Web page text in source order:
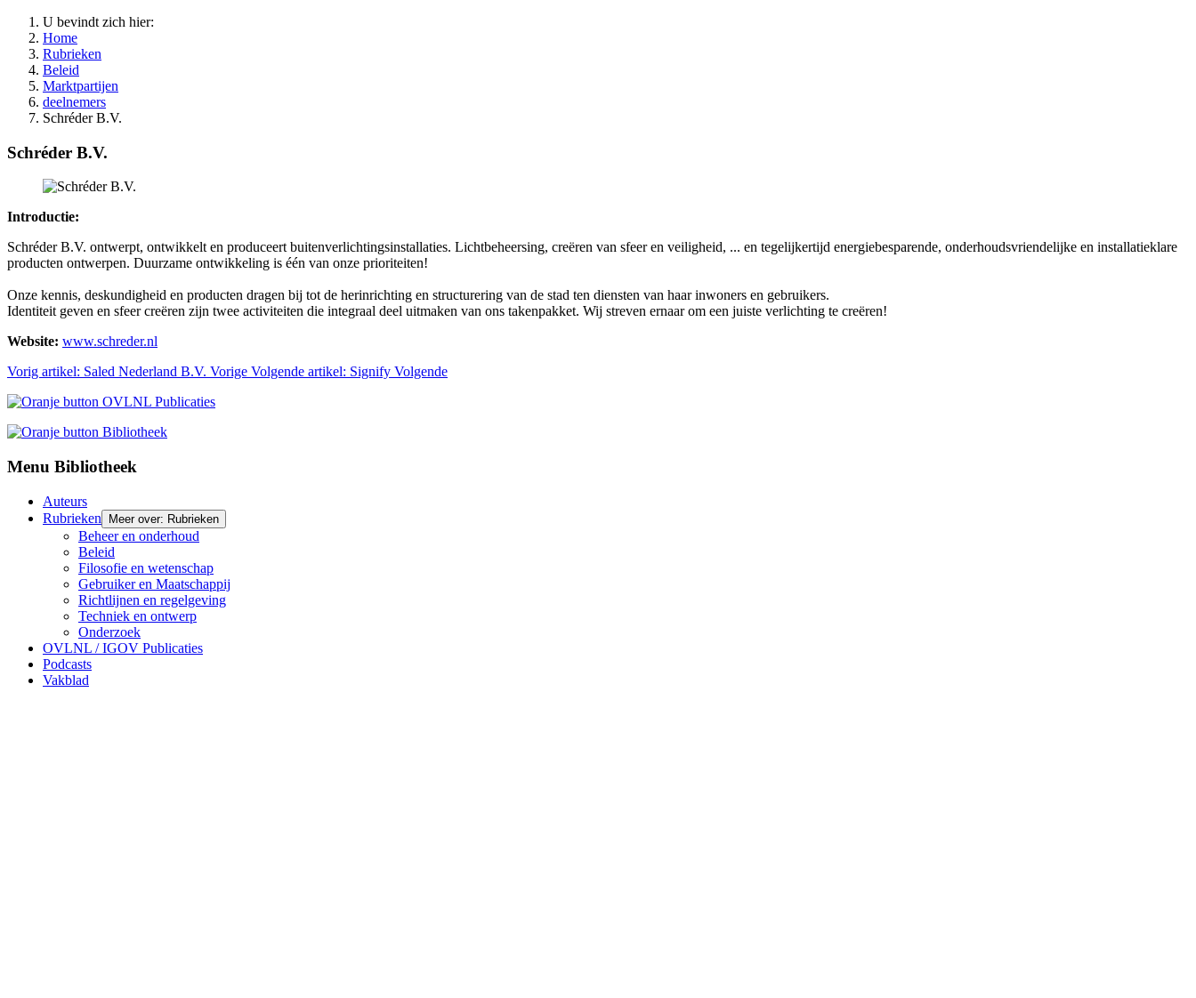
U bevindt zich hier:
Home
Rubrieken
Beleid
Marktpartijen
deelnemers
Schréder B.V.
Schréder B.V.
Introductie:
Schréder B.V. ontwerpt, ontwikkelt en produceert buitenverlichtingsinstallaties. Lichtbeheersing, creëren van sfeer en veiligheid, ... en tegelijkertijd energiebesparende, onderhoudsvriendelijke en installatieklare
producten ontwerpen. Duurzame ontwikkeling is één van onze prioriteiten!
Onze kennis, deskundigheid en producten dragen bij tot de herinrichting en structurering van de stad ten diensten van haar inwoners en gebruikers.
Identiteit geven en sfeer creëren zijn twee activiteiten die integraal deel uitmaken van ons takenpakket. Wij streven ernaar om een juiste verlichting te creëren!
Website: www.schreder.nl
Vorig artikel: Saled Nederland B.V. Vorige Volgende artikel: Signify Volgende
Menu Bibliotheek
Auteurs
Rubrieken
Meer over: Rubrieken
Beheer en onderhoud
Beleid
Filosofie en wetenschap
Gebruiker en Maatschappij
Richtlijnen en regelgeving
Techniek en ontwerp
Onderzoek
OVLNL / IGOV Publicaties
Podcasts
Vakblad